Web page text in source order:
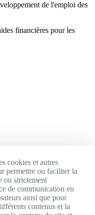
de l'emploi des
financières pour les
cookies et autres
permettre ou faciliter la
ou strictement
de communication en
ainsi que pour
contenus et la